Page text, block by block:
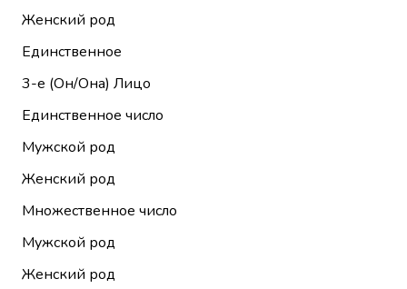
Женский род
Единственное
3-е (Он/Она) Лицо
Единственное число
Мужской род
Женский род
Множественное число
Мужской род
Женский род